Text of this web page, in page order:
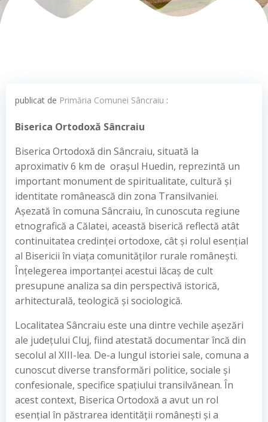
publicat de Primăria Comunei Sâncraiu :
Biserica Ortodoxă Sâncraiu
Biserica Ortodoxă din Sâncraiu, situată la
aproximativ 6 km de orașul Huedin, reprezintă un
important monument de spiritualitate, cultură și
identitate românească din zona Transilvaniei.
Așezată în comuna Sâncraiu, în cunoscuta regiune
etnografică a Călatei, această biserică reflectă atât
continuitatea credinței ortodoxe, cât și rolul esențial
al Bisericii în viața comunităților rurale românești.
Înțelegerea importanței acestui lăcaș de cult
presupune analiza sa din perspectivă istorică,
arhitecturală, teologică și sociologică.
Localitatea Sâncraiu este una dintre vechile așezări
ale județului Cluj, fiind atestată documentar încă din
secolul al XIII-lea. De-a lungul istoriei sale, comuna a
cunoscut diverse transformări politice, sociale și
confesionale, specifice spațiului transilvănean. În
acest context, Biserica Ortodoxă a avut un rol
esențial în păstrarea identității românești și a